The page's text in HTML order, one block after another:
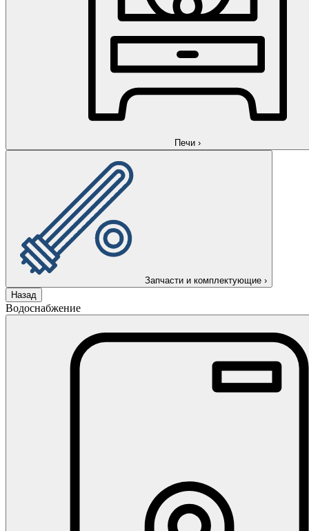
Печи ›
Запчасти и комплектующие ›
Назад
Водоснабжение